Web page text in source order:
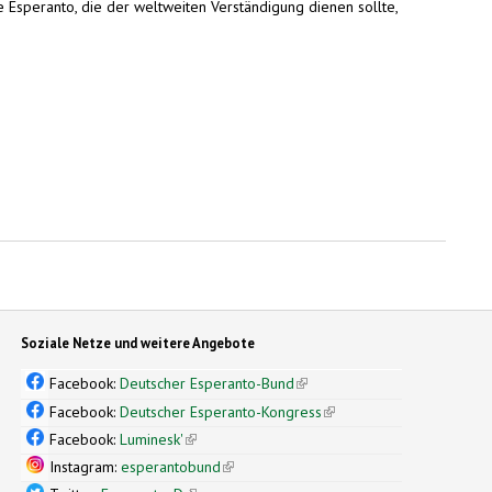
die der weltweiten Verständigung dienen sollte,
Soziale Netze und weitere Angebote
Facebook:Deutscher Esperanto-Bund(link is external)
Facebook:Deutscher Esperanto-Kongress(link is external)
Facebook:Luminesk'(link is external)
Instagram:esperantobund(link is external)